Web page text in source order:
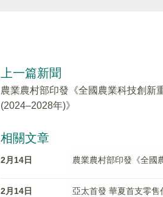
上一篇新聞
農業農村部印發《全國農業科技創新
(2024–2028年)》
相關文章
2月14日 農業農村部印發《全國
2月14日 亞太首發 華夏首支零